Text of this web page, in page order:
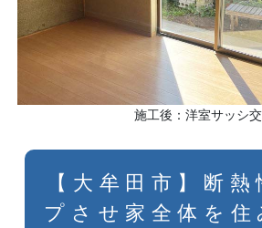
施工後：洋室サッシ
【大牟田市】断熱
プさせ家全体を住